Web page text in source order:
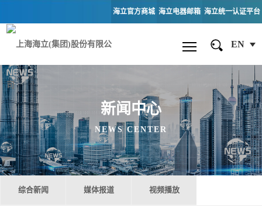
海立官方商城 海立电器邮箱 海立统一认证平台
EN
新闻中心
NEWS CENTER
综合新闻 媒体报道 视频播放